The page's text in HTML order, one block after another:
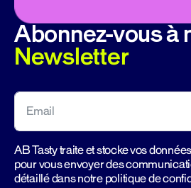
Abonnez-vous à
Newsletter
AB Tasty traite et stocke vos
pour vous envoyer des
détaillé dans notre politique de